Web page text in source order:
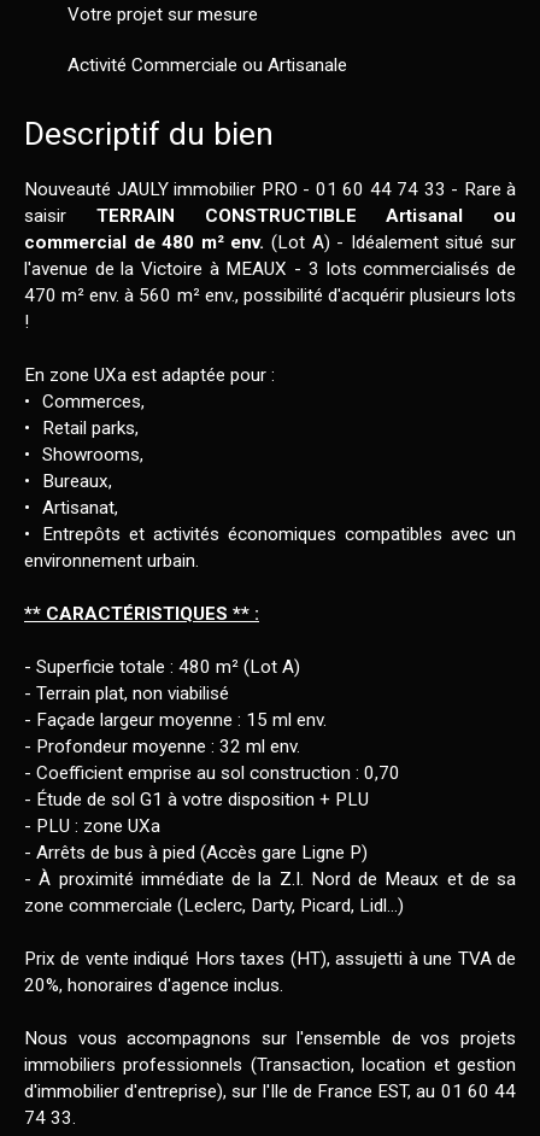
Votre projet sur mesure
Activité Commerciale ou Artisanale
Descriptif du bien
Nouveauté JAULY immobilier PRO - 01 60 44 74 33 - Rare à
saisir TERRAIN CONSTRUCTIBLE Artisanal ou
commercial de 480 m² env. (Lot A) - Idéalement situé sur
l'avenue de la Victoire à MEAUX - 3 lots commercialisés de
470 m² env. à 560 m² env., possibilité d'acquérir plusieurs lots
!
En zone UXa est adaptée pour :
Commerces,
Retail parks,
Showrooms,
Bureaux,
Artisanat,
Entrepôts et activités économiques compatibles avec un
environnement urbain.
** CARACTÉRISTIQUES ** :
- Superficie totale : 480 m² (Lot A)
- Terrain plat, non viabilisé
- Façade largeur moyenne : 15 ml env.
- Profondeur moyenne : 32 ml env.
- Coefficient emprise au sol construction : 0,70
- Étude de sol G1 à votre disposition + PLU
- PLU : zone UXa
- Arrêts de bus à pied (Accès gare Ligne P)
- À proximité immédiate de la Z.I. Nord de Meaux et de sa
zone commerciale (Leclerc, Darty, Picard, Lidl...)
Prix de vente indiqué Hors taxes (HT), assujetti à une TVA de
20%, honoraires d'agence inclus.
Nous vous accompagnons sur l'ensemble de vos projets
immobiliers professionnels (Transaction, location et gestion
d'immobilier d'entreprise), sur l'Ile de France EST, au 01 60 44
74 33.